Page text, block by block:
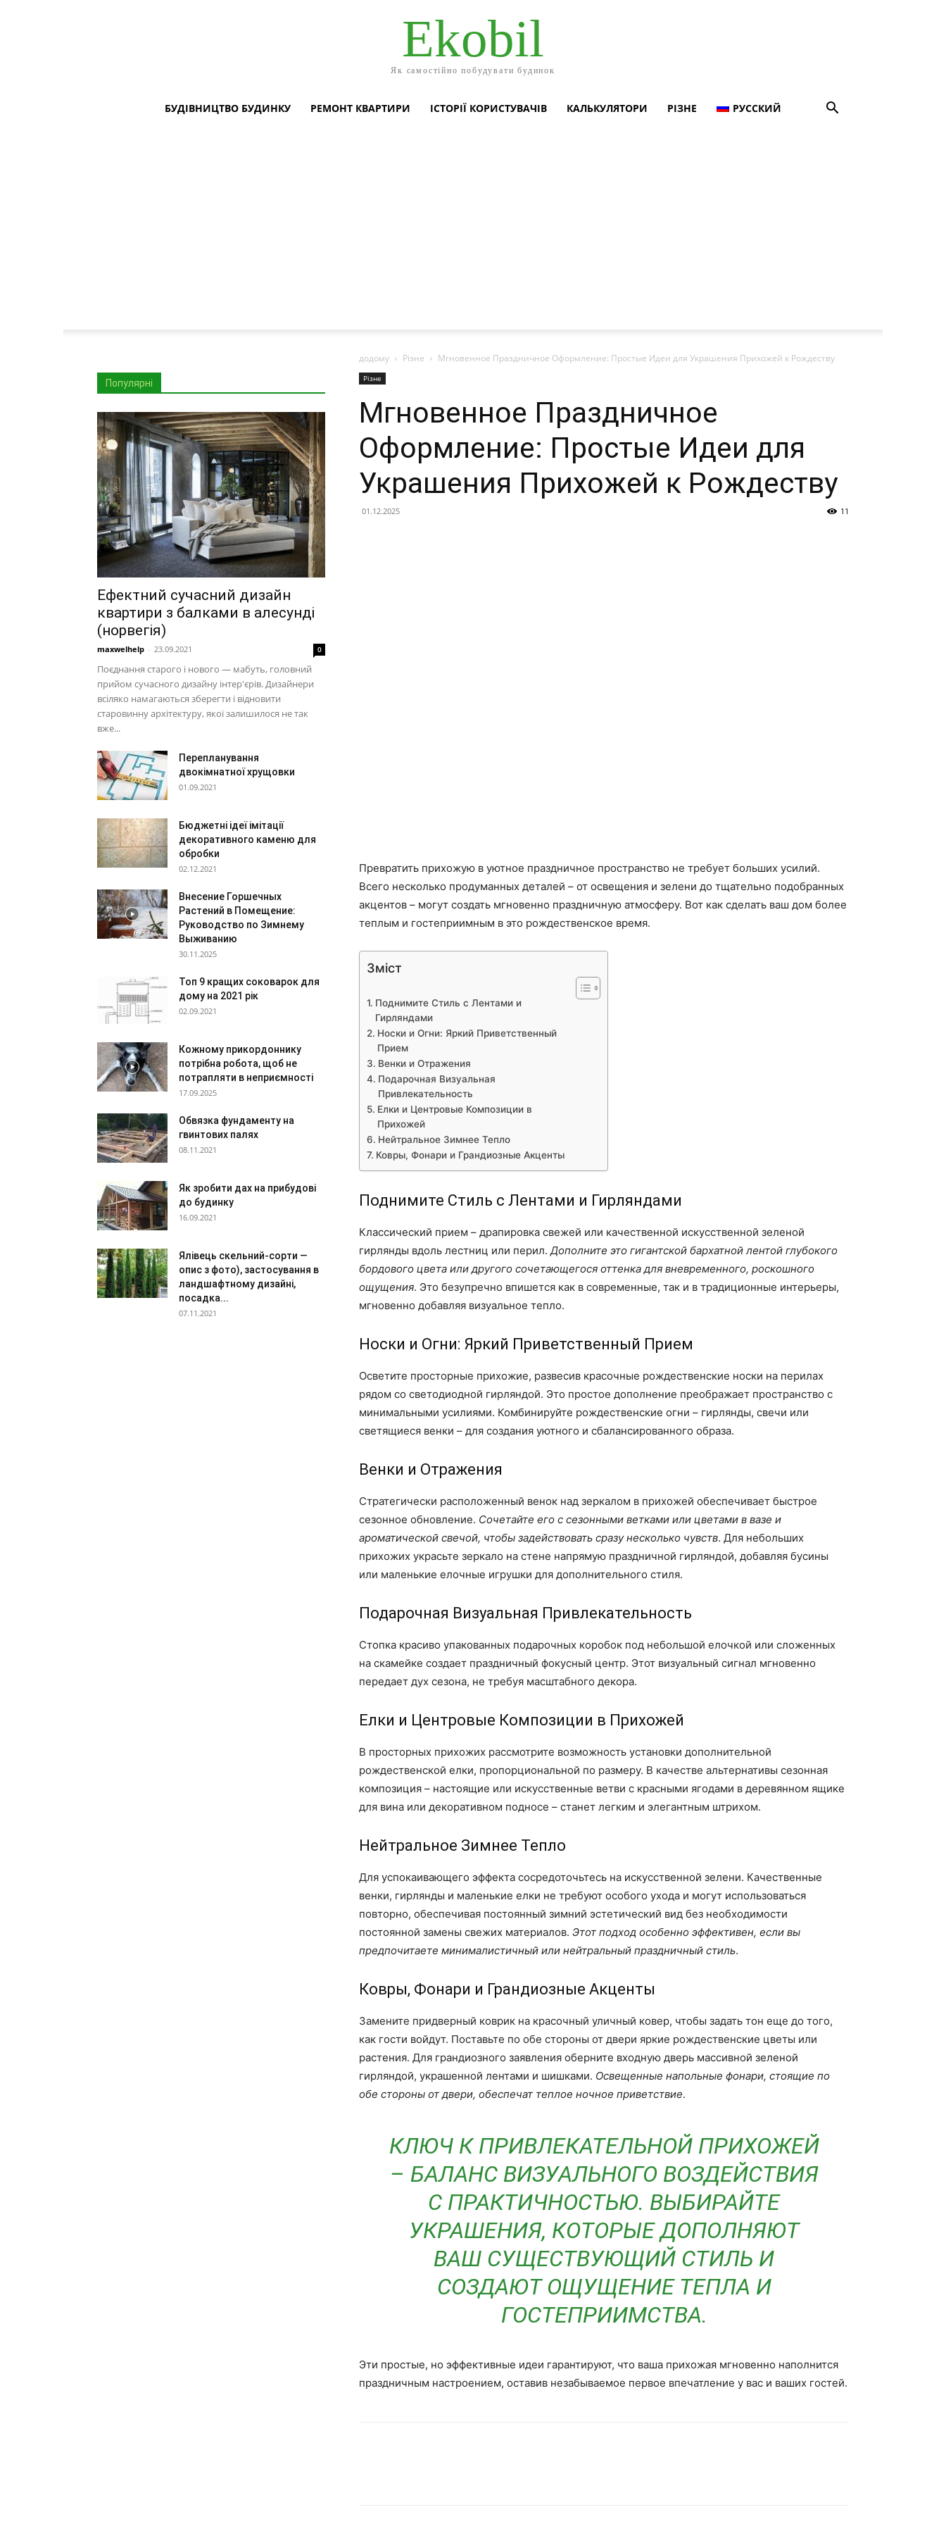
Ekobil
Як самостійно побудувати будинок
БУДІВНИЦТВО БУДИНКУ РЕМОНТ КВАРТИРИ ІСТОРІЇ КОРИСТУВАЧІВ КАЛЬКУЛЯТОРИ РІЗНЕ РУССКИЙ
додому Різне Мгновенное Праздничное Оформление: Простые Идеи для Украшения Прихожей к Рождеству
Різне
Мгновенное Праздничное
Оформление: Простые Идеи для
Украшения Прихожей к Рождеству
01.12.2025 11
Превратить прихожую в уютное праздничное пространство не требует больших усилий.
Всего несколько продуманных деталей – от освещения и зелени до тщательно подобранных
акцентов – могут создать мгновенно праздничную атмосферу. Вот как сделать ваш дом более
теплым и гостеприимным в это рождественское время.
Зміст
Поднимите Стиль с Лентами и
Гирляндами
Носки и Огни: Яркий Приветственный
Прием
Венки и Отражения
Подарочная Визуальная
Привлекательность
Елки и Центровые Композиции в
Прихожей
Нейтральное Зимнее Тепло
Ковры, Фонари и Грандиозные Акценты
Поднимите Стиль с Лентами и Гирляндами
Классический прием – драпировка свежей или качественной искусственной зеленой
гирлянды вдоль лестниц или перил. Дополните это гигантской бархатной лентой глубокого
бордового цвета или другого сочетающегося оттенка для вневременного, роскошного
ощущения. Это безупречно впишется как в современные, так и в традиционные интерьеры,
мгновенно добавляя визуальное тепло.
Носки и Огни: Яркий Приветственный Прием
Осветите просторные прихожие, развесив красочные рождественские носки на перилах
рядом со светодиодной гирляндой. Это простое дополнение преображает пространство с
минимальными усилиями. Комбинируйте рождественские огни – гирлянды, свечи или
светящиеся венки – для создания уютного и сбалансированного образа.
Венки и Отражения
Стратегически расположенный венок над зеркалом в прихожей обеспечивает быстрое
сезонное обновление. Сочетайте его с сезонными ветками или цветами в вазе и
ароматической свечой, чтобы задействовать сразу несколько чувств. Для небольших
прихожих украсьте зеркало на стене напрямую праздничной гирляндой, добавляя бусины
или маленькие елочные игрушки для дополнительного стиля.
Подарочная Визуальная Привлекательность
Стопка красиво упакованных подарочных коробок под небольшой елочкой или сложенных
на скамейке создает праздничный фокусный центр. Этот визуальный сигнал мгновенно
передает дух сезона, не требуя масштабного декора.
Елки и Центровые Композиции в Прихожей
В просторных прихожих рассмотрите возможность установки дополнительной
рождественской елки, пропорциональной по размеру. В качестве альтернативы сезонная
композиция – настоящие или искусственные ветви с красными ягодами в деревянном ящике
для вина или декоративном подносе – станет легким и элегантным штрихом.
Нейтральное Зимнее Тепло
Для успокаивающего эффекта сосредоточьтесь на искусственной зелени. Качественные
венки, гирлянды и маленькие елки не требуют особого ухода и могут использоваться
повторно, обеспечивая постоянный зимний эстетический вид без необходимости
постоянной замены свежих материалов. Этот подход особенно эффективен, если вы
предпочитаете минималистичный или нейтральный праздничный стиль.
Ковры, Фонари и Грандиозные Акценты
Замените придверный коврик на красочный уличный ковер, чтобы задать тон еще до того,
как гости войдут. Поставьте по обе стороны от двери яркие рождественские цветы или
растения. Для грандиозного заявления оберните входную дверь массивной зеленой
гирляндой, украшенной лентами и шишками. Освещенные напольные фонари, стоящие по
обе стороны от двери, обеспечат теплое ночное приветствие.
КЛЮЧ К ПРИВЛЕКАТЕЛЬНОЙ ПРИХОЖЕЙ
– БАЛАНС ВИЗУАЛЬНОГО ВОЗДЕЙСТВИЯ
С ПРАКТИЧНОСТЬЮ. ВЫБИРАЙТЕ
УКРАШЕНИЯ, КОТОРЫЕ ДОПОЛНЯЮТ
ВАШ СУЩЕСТВУЮЩИЙ СТИЛЬ И
СОЗДАЮТ ОЩУЩЕНИЕ ТЕПЛА И
ГОСТЕПРИИМСТВА.
Эти простые, но эффективные идеи гарантируют, что ваша прихожая мгновенно наполнится
праздничным настроением, оставив незабываемое первое впечатление у вас и ваших гостей.
Популярні
Ефектний сучасний дизайн
квартири з балками в алесунді
(норвегія)
maxwelhelp - 23.09.2021 0
Поєднання старого і нового — мабуть, головний
прийом сучасного дизайну інтер'єрів. Дизайнери
всіляко намагаються зберегти і відновити
старовинну архітектуру, якої залишилося не так
вже...
Перепланування
двокімнатної хрущовки
01.09.2021
Бюджетні ідеї імітації
декоративного каменю для
обробки
02.12.2021
Внесение Горшечных
Растений в Помещение:
Руководство по Зимнему
Выживанию
30.11.2025
Топ 9 кращих соковарок для
дому на 2021 рік
02.09.2021
Кожному прикордоннику
потрібна робота, щоб не
потрапляти в неприємності
17.09.2025
Обвязка фундаменту на
гвинтових палях
08.11.2021
Як зробити дах на прибудові
до будинку
16.09.2021
Ялівець скельний-сорти —
опис з фото), застосування в
ландшафтному дизайні,
посадка...
07.11.2021